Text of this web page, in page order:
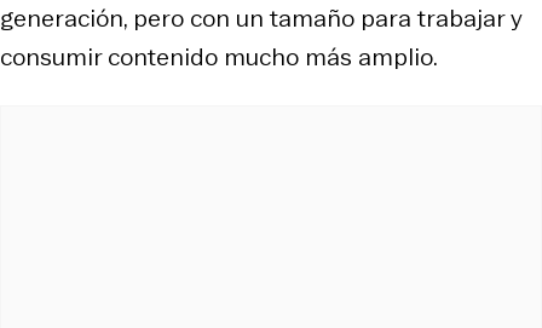
generación, pero con un tamaño para trabajar y
consumir contenido mucho más amplio.